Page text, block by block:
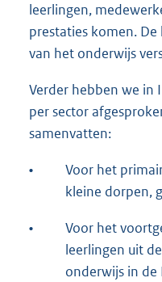
leerlingen,
prestaties komen.
van het onderwijs
Verder hebben we in
per sector
samenvatten:
•
Voor het
kleine dorpen,
•
Voor het
leerlingen uit
onderwijs in de